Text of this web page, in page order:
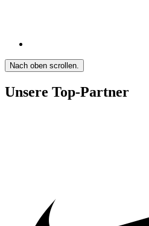
Nach oben scrollen.
Unsere Top-Partner